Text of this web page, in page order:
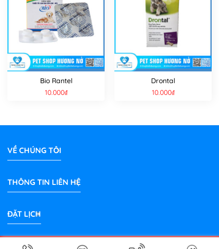
Bio Rantel
10.000₫
Drontal
10.000₫
VỀ CHÚNG TÔI
THÔNG TIN LIÊN HỆ
ĐẶT LỊCH
Bản quyền 2026 © Phòng Khám Thú Y Hương Nở Bình Dương |